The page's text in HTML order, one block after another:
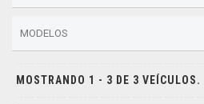
MODELOS
MOSTRANDO 1 - 3 DE 3 VEÍCULOS.